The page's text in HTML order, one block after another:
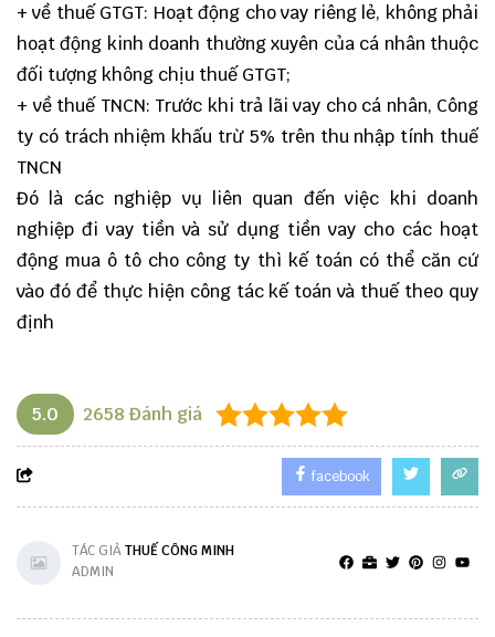
+ về thuế GTGT: Hoạt động cho vay riêng lẻ, không phải
hoạt động kinh doanh thường xuyên của cá nhân thuộc
đối tượng không chịu thuế GTGT;
+ về thuế TNCN: Trước khi trả lãi vay cho cá nhân, Công
ty có trách nhiệm khấu trừ 5% trên thu nhập tính thuế
TNCN
Đó là các nghiệp vụ liên quan đến việc khi doanh
nghiệp đi vay tiền và sử dụng tiền vay cho các hoạt
động mua ô tô cho công ty thì kế toán có thể căn cứ
vào đó để thực hiện công tác kế toán và thuế theo quy
định
5.0 2658 Đánh giá
facebook
TÁC GIẢTHUẾ CÔNG MINH
ADMIN